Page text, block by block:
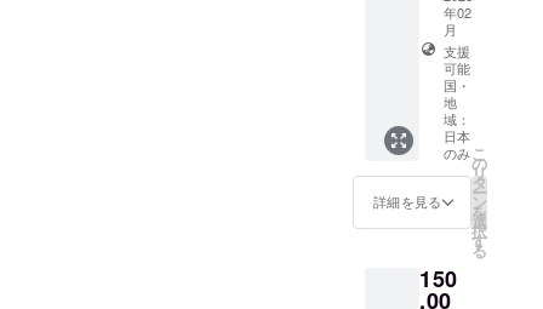
9cm、
幅約
13.5cm
・手ぬ
ぐい
高さ約
35cm、
幅約
50cm
・神酒
【導】
さ約
18cm、
14cm、
幅約
20cm
・妙義
神社御
札 高
さ約
24.5cm
・御守
り（二
高さ約
4.5cm
年02
月
支援
可能
国・
地
域：
日本
のみ
詳細を見る
こ
の
リ
タ
ー
ン
を
選
択
す
る
150
,00